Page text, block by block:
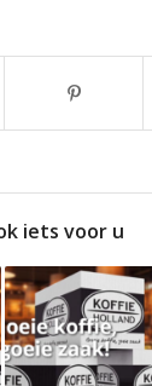
iets voor u